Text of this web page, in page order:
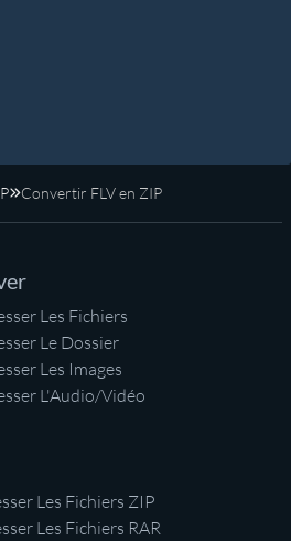
Convertir FLV en ZIP
Les Fichiers
Le Dossier
Les Images
L'Audio/Vidéo
Les Fichiers ZIP
Les Fichiers RAR